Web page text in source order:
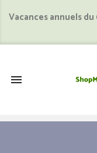
Vacances annuels
